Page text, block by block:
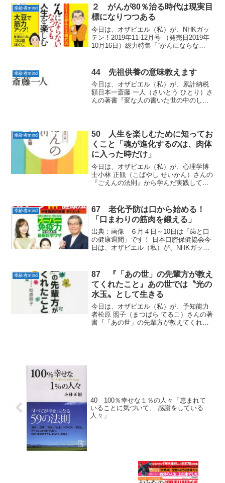
運転手さんが「私はおばあちゃんに守ら
れている」先日乗...
幸齢者mind
２ がんが80％治る時代は現実目
標になりつつある
今日は、オザビエル（私）が、NHKガッ
テン！2019年11-12月号 （発売日2019年
10月16日）総力特集「“がんにならな
mind」をお届けします。いま現在、そし
て近...
幸齢者mind 44 先祖供養の意味教えます
今日は、オザビエル（私）が、累計納税
額日本一斎藤 一人（さいとう ひとり）さ
んの著書『変な人の書いた世の中のしく
本当の意味は、子...
幸齢者mind
50 人生を楽しむために知ってお
くこと「魂が進化するのは、肉体
に入った時だけ」
今日は、オザビエル（私）が、心理学博
士小林 正観（こばやし せいかん）さんの
『ごえんの法則』から学んだ実践してい
喜ばれる存在になるための早道は、日常
生活において自分...
幸齢者mind
67 老化予防は口から始める！
「口まわりの筋肉を鍛える」
出典：画像 ６月４日～10日は「歯と口
の健康週間」です！ 日本口腔保健協会今
日は、オザビエル（私）が、NHKガッテ
始める！』から実践していきたい「幸齢
者m...
幸齢者mind
87 『「あの世」の先輩方が教え
てくれたこと』あの世では〝光の
水玉〟として生きる
今日は、オザビエル（私）が、予知能力
者松原 照子（まつばら てるこ）さんの著
書『「あの世」の先輩方が教えてくれた
40 100％幸せな１％の人々「恵まれて
いることに気づいて、 感謝をしている
人々」